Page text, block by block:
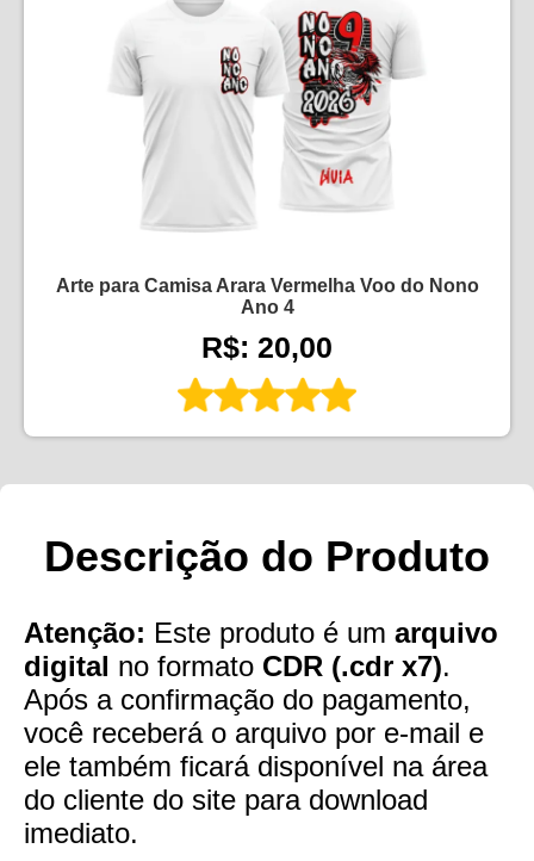
Arte para Camisa Arara Vermelha Voo do Nono
Ano 4
R$: 20,00
Descrição do Produto
Atenção: Este produto é um arquivo
digital no formato CDR (.cdr x7).
Após a confirmação do pagamento,
você receberá o arquivo por e-mail e
ele também ficará disponível na área
do cliente do site para download
imediato.